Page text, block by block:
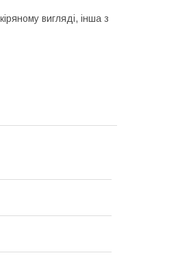
вигляді, інша з